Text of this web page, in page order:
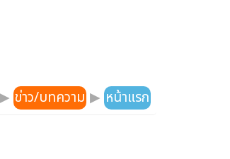
▶ ข่าว/บทความ ▶ หน้าแรก